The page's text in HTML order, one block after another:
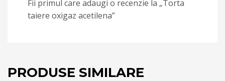
Fii primul care adaugi o recenzie la „Torta
taiere oxigaz acetilena”
PRODUSE SIMILARE